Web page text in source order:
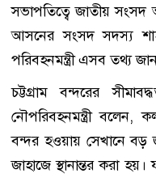
সভাপতিত্বে জাতীয় সংসদ
আসনের সংসদ সদস্য
পরিবহনমন্ত্রী এসব তথ্য
চট্টগ্রাম বন্দরের
নৌপরিবহনমন্ত্রী বলেন,
বন্দর হওয়ায় সেখানে বড়
জাহাজে স্থানান্তর করা